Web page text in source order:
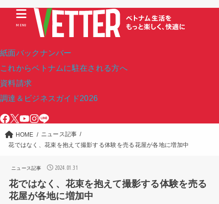
紙面バックナンバー
これからベトナムに駐在される方へ
資料請求
調達＆ビジネスガイド2026
MENU
HOME
ニュース記事
花ではなく、花束を抱えて撮影する体験を売る花屋が各地に増加中
ニュース記事 2024.01.31
花ではなく、花束を抱えて撮影する体験を売る
花屋が各地に増加中